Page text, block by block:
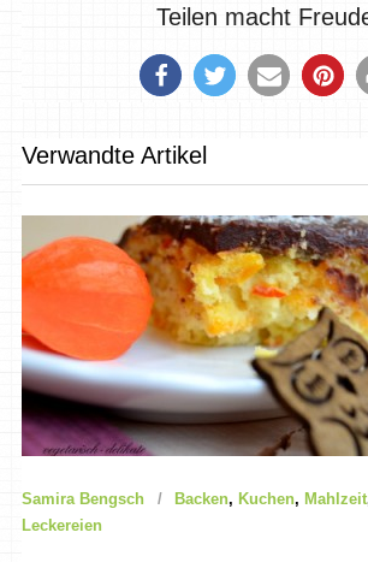
Teilen macht
Verwandte Artikel
Samira Bengsch Backen, Kuchen, Mahlzeit
Leckereien